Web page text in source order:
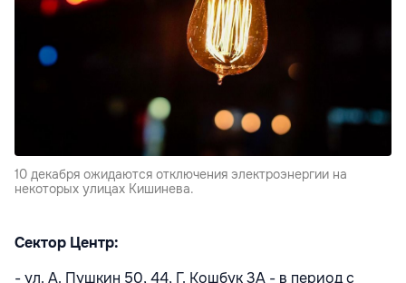
10 декабря ожидаются отключения электроэнергии на
некоторых улицах Кишинева.
Сектор Центр:
- ул. А. Пушкин 50, 44, Г. Кошбук 3A - в период с